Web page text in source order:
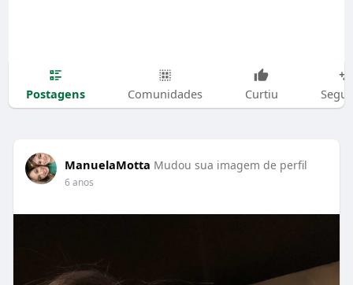
Postagens Comunidades Curtiu
ManuelaMotta Mudou sua imagem de perfil
6 anos